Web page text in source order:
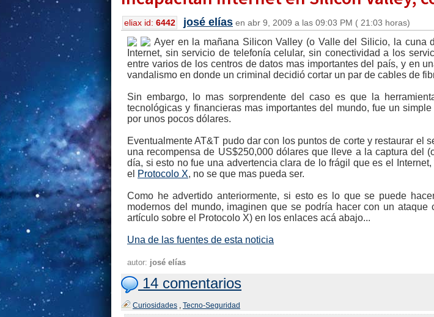
eliax id: 6442 josé elías en abr 9, 2009 a las 09:03 PM ( 21:03 horas)
Ayer en la mañana Silicon Valley (o Valle del Silicio, la cuna
Internet, sin servicio de telefonía celular, sin conectividad a los
entre varios de los centros de datos mas importantes del país, y en
vandalismo en donde un criminal decidió cortar un par de cables de
Sin embargo, lo mas sorprendente del caso es que la
tecnológicas y financieras mas importantes del mundo, fue un
por unos pocos dólares.
Eventualmente AT&T pudo dar con los puntos de corte y restaurar
una recompensa de US$250,000 dólares que lleve a la captura del
día, si esto no fue una advertencia clara de lo frágil que es el
el Protocolo X, no se que mas pueda ser.
Como he advertido anteriormente, si esto es lo que se puede
modernos del mundo, imaginen que se podría hacer con un
artículo sobre el Protocolo X) en los enlaces acá abajo...
Una de las fuentes de esta noticia
autor: josé elías
14 comentarios
Curiosidades , Tecno-Seguridad